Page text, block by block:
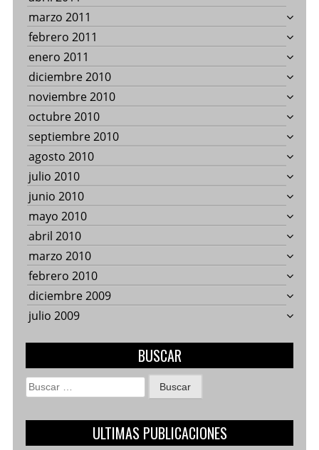
marzo 2011
febrero 2011
enero 2011
diciembre 2010
noviembre 2010
octubre 2010
septiembre 2010
agosto 2010
julio 2010
junio 2010
mayo 2010
abril 2010
marzo 2010
febrero 2010
diciembre 2009
julio 2009
BUSCAR
Buscar:
ULTIMAS PUBLICACIONES